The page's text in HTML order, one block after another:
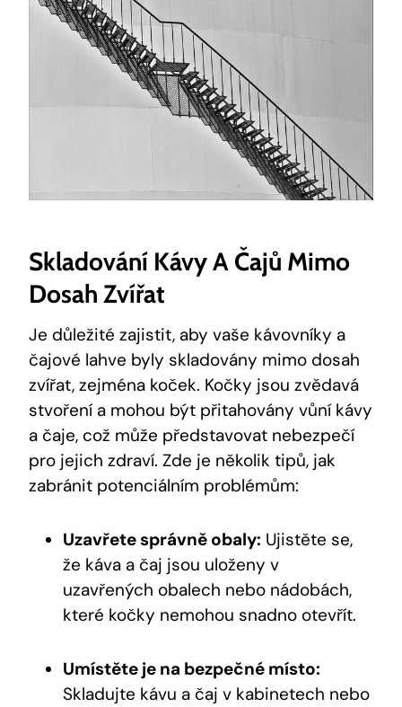
Skladování Kávy A Čajů Mimo
Dosah Zvířat
Je důležité zajistit, aby vaše kávovníky a
čajové lahve byly skladovány mimo dosah
zvířat, zejména koček. Kočky jsou zvědavá
stvoření a mohou být přitahovány vůní kávy
a čaje, což může představovat nebezpečí
pro jejich zdraví. Zde je několik tipů, jak
zabránit potenciálním problémům:
Uzavřete správně obaly: Ujistěte se,
že káva a čaj jsou uloženy v
uzavřených obalech nebo nádobách,
které kočky nemohou snadno otevřít.
Umístěte je na bezpečné místo:
Skladujte kávu a čaj v kabinetech nebo